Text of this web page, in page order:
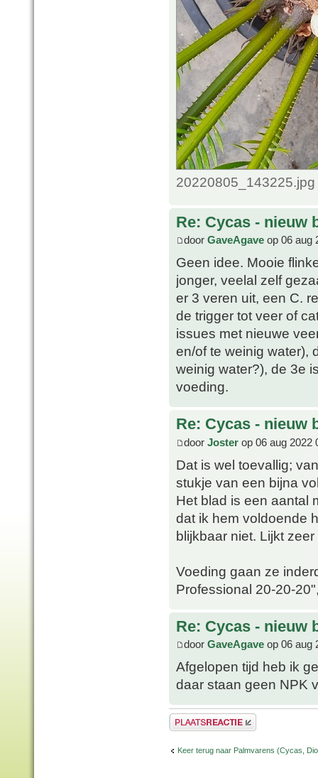
Re: Cycas - nieuw
door GaveAgave op 06 aug
Geen idee. Mooie
jonger, veelal zelf
er 3 veren uit, een C.
de trigger tot veer of
issues met nieuwe
en/of te weinig water),
weinig water?), de 3e
voeding.
Re: Cycas - nieuw
door Joster op 06 aug 2022
Dat is wel toevallig;
stukje van een bijna
Het blad is een aantal
dat ik hem voldoende
blijkbaar niet. Lijkt
Voeding gaan ze
Professional 20-20-
Re: Cycas - nieuw
door GaveAgave op 06 aug
Afgelopen tijd heb ik
daar staan geen NPK
Plaats een reactie
Keer terug naar Palmvarens (Cycas,